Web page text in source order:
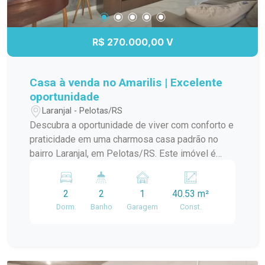
R$ 270.000,00 V
Casa à venda no Amarilis | Excelente
oportunidade
Laranjal - Pelotas/RS
Descubra a oportunidade de viver com conforto e
praticidade em uma charmosa casa padrão no
bairro Laranjal, em Pelotas/RS. Este imóvel é
bem localizado. A casa conta com amplos
ambientes, proporcionando uma ótima circulação
e iluminação natural. A sala de estar é perfeita
2
Dorm.
2
Banho
1
Garagem
40.53 m²
Const.